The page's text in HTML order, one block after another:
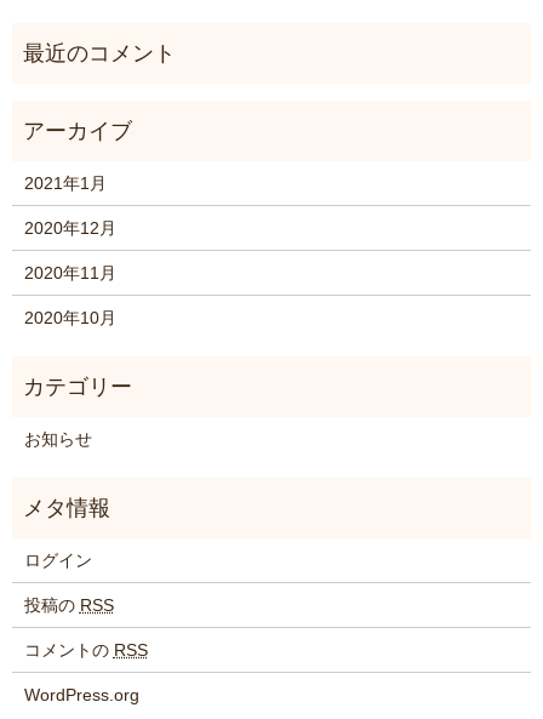
2021年1月
2020年12月
2020年11月
2020年10月
お知らせ
ログイン
投稿の RSS
コメントの RSS
WordPress.org